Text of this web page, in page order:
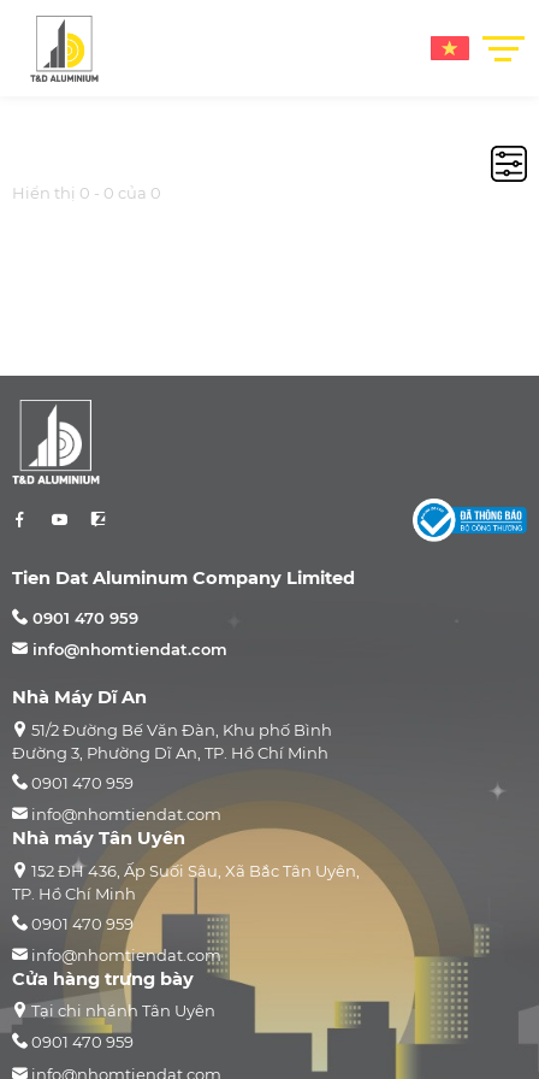
Hiển thị 0 - 0 của 0
Tien Dat Aluminum Company Limited
0901 470 959
info@nhomtiendat.com
Nhà Máy Dĩ An
51/2 Đường Bế Văn Đàn, Khu phố Bình
Đường 3, Phường Dĩ An, TP. Hồ Chí Minh
0901 470 959
info@nhomtiendat.com
Nhà máy Tân Uyên
152 ĐH 436, Ấp Suối Sâu, Xã Bắc Tân Uyên,
TP. Hồ Chí Minh
0901 470 959
info@nhomtiendat.com
Cửa hàng trưng bày
Tại chi nhánh Tân Uyên
0901 470 959
info@nhomtiendat.com